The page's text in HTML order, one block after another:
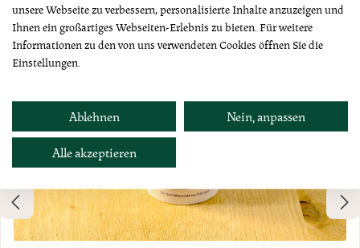
unsere Webseite zu verbessern, personalisierte Inhalte anzuzeigen und
Ihnen ein großartiges Webseiten-Erlebnis zu bieten. Für weitere
Informationen zu den von uns verwendeten Cookies öffnen Sie die
Einstellungen.
Ablehnen Nein, anpassen
Alle akzeptieren